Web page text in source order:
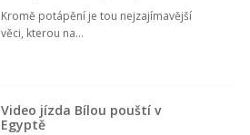
Kromě potápění je tou nejzajímavější
věci, kterou na...
Video jízda Bílou pouští v
Egyptě